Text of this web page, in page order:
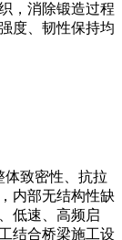
，消除锻造过程
度、韧性保持均
体致密性、抗拉
内部无结构性缺
低速、高频启
结合桥梁施工设